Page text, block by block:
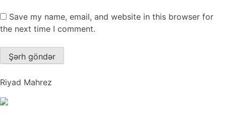
Save my name, email, and website in this browser for
the next time I comment.
Riyad Mahrez